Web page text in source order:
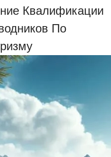
Квалификации
По